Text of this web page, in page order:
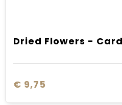
Dried Flowers -
€ 9,75